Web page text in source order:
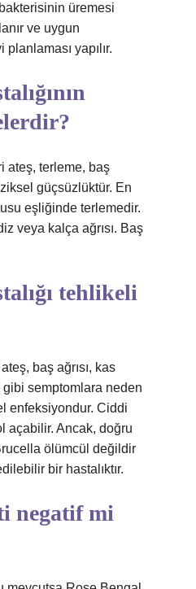
üremesi
ve uygun
yapılır.
ateş, terleme, baş
güçsüzlüktür. En
eşliğinde terlemedir.
veya kalça ağrısı. Baş
tehlikeli
baş ağrısı, kas
gibi semptomlara neden
enfeksiyondur. Ciddi
açabilir. Ancak, doğru
ölümcül değildir
bir hastalıktır.
negatif mi